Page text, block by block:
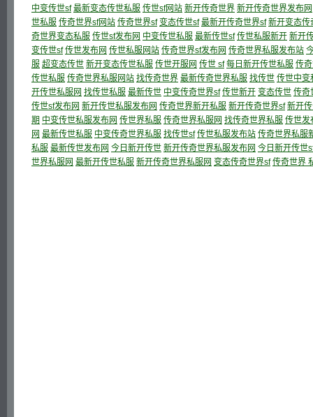
中变传世sf 最新变态传世私服 传世sf网站 新开传奇世界 新开传奇世界发布网
世私服 传奇世界sf网站 传奇世界sf 变态传世sf 最新开传奇世界sf 新开变态传
奇世界变态私服 传世sf发布网 中变传世私服 最新传世sf 传世私服新开 新开
变传世sf 传世发布网 传世私服网站 传奇世界sf发布网 传奇世界私服发布站
服 超变态传世 新开变态传世私服 传世开服网 传世 sf 每日新开传世私服 传
传世私服 传奇世界私服网站 找传奇世界 最新传奇世界私服 找传世 传世中变
开传世私服网 找传世私服 最新传世 中变传奇世界sf 传世新开 变态传世 传奇
传世sf发布网 新开传世私服发布网 传奇世界新开私服 新开传奇世界sf 新开
期 中变传世私服发布网 传世界私服 传奇世界私服网 找传奇世界私服 传世发
网 最新传世私服 中变传奇世界私服 找传世sf 传世私服发布站 传奇世界私服
私服 最新传世发布网 今日新开传世 新开传奇世界私服发布网 今日新开传世
世界私服网 最新开传世私服 新开传奇世界私服网 变态传奇世界sf 传奇世界